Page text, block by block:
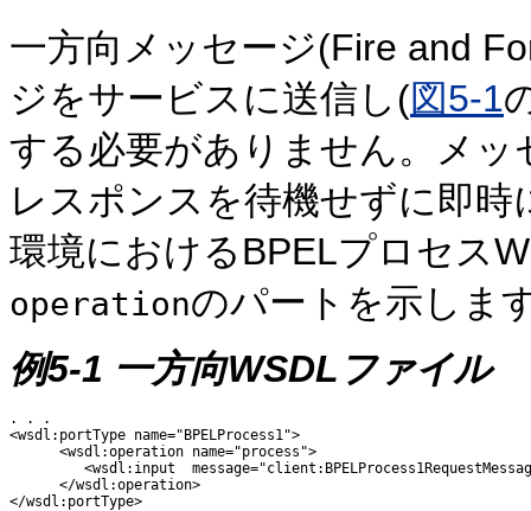
一方向メッセージ(Fire and
ジをサービスに送信し(図5-1
する必要がありません。メ
レスポンスを待機せずに即
環境におけるBPELプロセス
operationのパートを示しま
例5-1 一方向WSDLファイル
. . .
<wsdl:portType name="BPELProcess1">
      <wsdl:operation name="process">
<wsdl:input
      </wsdl:operation>
</wsdl:portType>